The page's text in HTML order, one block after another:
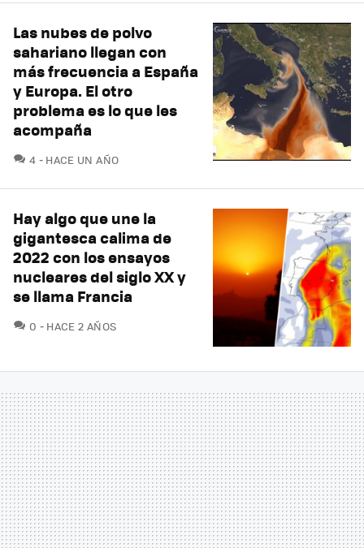
Las nubes de polvo
sahariano llegan con
más frecuencia a España
y Europa. El otro
problema es lo que les
acompaña
4 COMENTARIOS
HACE UN AÑO
Hay algo que une la
gigantesca calima de
2022 con los ensayos
nucleares del siglo XX y
se llama Francia
0 COMENTARIOS
HACE 2 AÑOS